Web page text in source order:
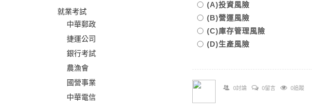
就業考試
中華郵政
捷運公司
銀行考試
農漁會
國營事業
中華電信
(A)投資風險
(B)營運風險
(C)庫存管理風險
(D)生產風險
0討論 0留言 0追蹤